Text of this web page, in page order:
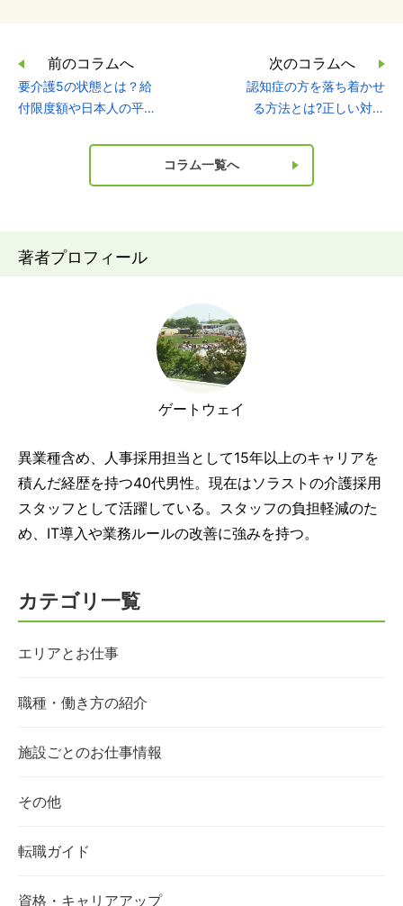
前のコラムへ
要介護5の状態とは？給
付限度額や日本人の平均
次のコラムへ
認知症の方を落ち着かせ
る方法とは?正しい対応
コラム一覧へ
著者プロフィール
ゲートウェイ
異業種含め、人事採用担当として15年以上のキャリアを
積んだ経歴を持つ40代男性。現在はソラストの介護採用
スタッフとして活躍している。スタッフの負担軽減のた
め、IT導入や業務ルールの改善に強みを持つ。
カテゴリ一覧
エリアとお仕事
職種・働き方の紹介
施設ごとのお仕事情報
その他
転職ガイド
資格・キャリアアップ